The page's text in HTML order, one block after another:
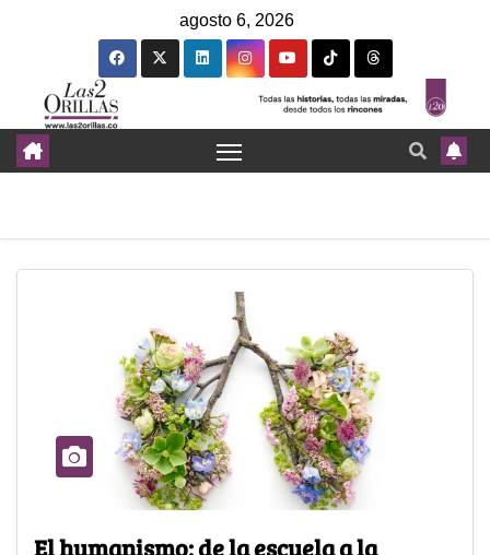
agosto 6, 2026
El humanismo: de la escuela a la